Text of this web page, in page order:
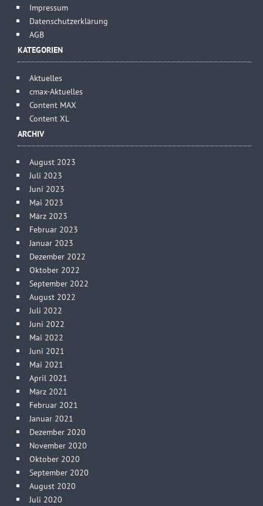
Impressum
Datenschutzerklärung
AGB
KATEGORIEN
Aktuelles
cmax-Aktuelles
Content MAX
Content XL
ARCHIV
August 2023
Juli 2023
Juni 2023
Mai 2023
März 2023
Februar 2023
Januar 2023
Dezember 2022
Oktober 2022
September 2022
August 2022
Juli 2022
Juni 2022
Mai 2022
Juni 2021
Mai 2021
April 2021
März 2021
Februar 2021
Januar 2021
Dezember 2020
November 2020
Oktober 2020
September 2020
August 2020
Juli 2020